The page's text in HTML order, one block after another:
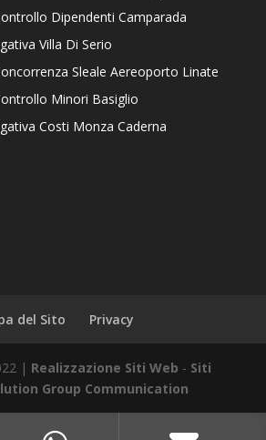
Dipendenti Camparada
Villa Di Serio
Sleale Aereoporto Linate
Minori Basiglio
Costi Monza Caderna
del Sito Privacy
| Realizzazione Siti Web - Siti
Group Communication